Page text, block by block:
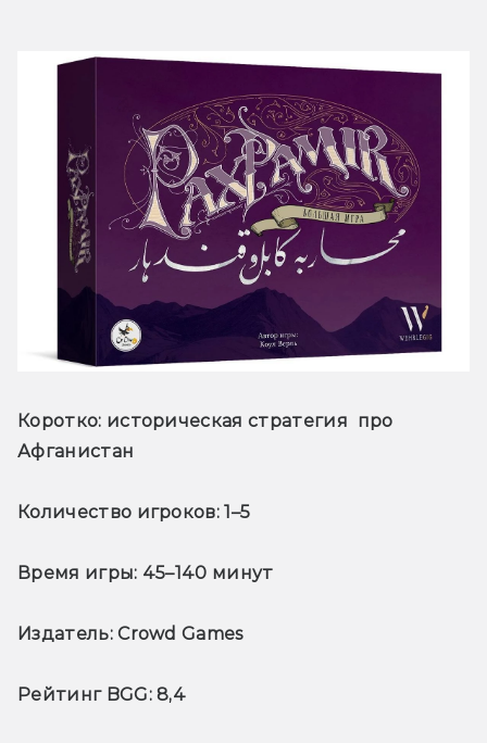
Коротко: историческая стратегия  про
Афганистан
Количество игроков: 1–5
Время игры: 45–140 минут
Издатель: Crowd Games
Рейтинг BGG: 8,4